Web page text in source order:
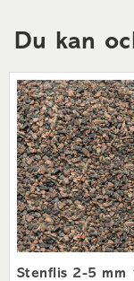
Antal per pall
Höjd
Längd
Färg
Referensnummer
Du kan
Stenflis 2-5 mm